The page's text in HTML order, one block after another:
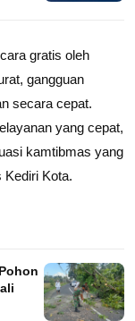
gratis oleh
gangguan
secara cepat.
yang cepat,
kamtibmas yang
Kediri Kota.